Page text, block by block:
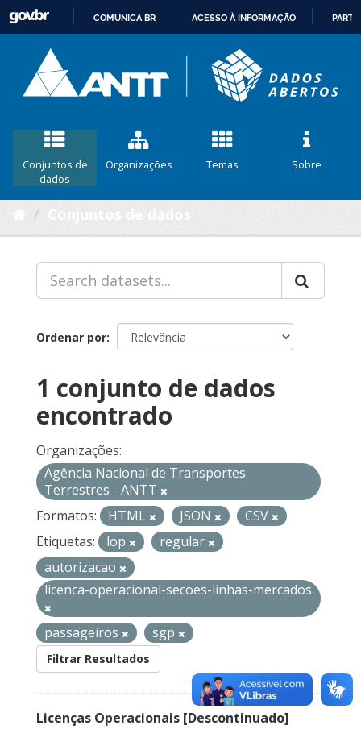
CONTEÚDO
COMUNICA BR ACESSO À INFORMAÇÃO
Conjuntos de
dados
Organizações Temas Sobre
Ordenar por
1 conjunto de dados
encontrado
Organizações:
Agência Nacional de Transportes
Terrestres - ANTT
Formatos:
HTML JSON
CSV
Etiquetas:
lop
regular
autorizacao
licenca-operacional-secoes-linhas-mercados
passageiros sgp
Filtrar Resultados
Licenças Operacionais [Descontinuado]